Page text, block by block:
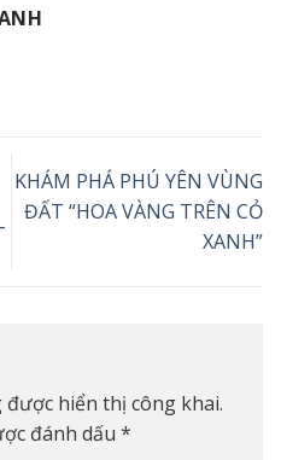
KHÁM PHÁ PHÚ YÊN VÙNG
ĐẤT “HOA VÀNG TRÊN CỎ
XANH”
được hiển thị công khai.
đánh dấu *